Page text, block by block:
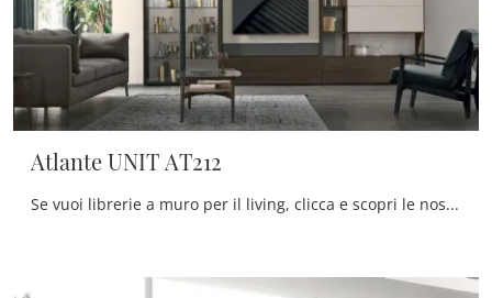
Atlante UNIT AT212
Se vuoi librerie a muro per il living, clicca e scopri le nostre soluzioni moderne: il modello Atlante UNIT AT212 Tomasella ti sta aspettando!